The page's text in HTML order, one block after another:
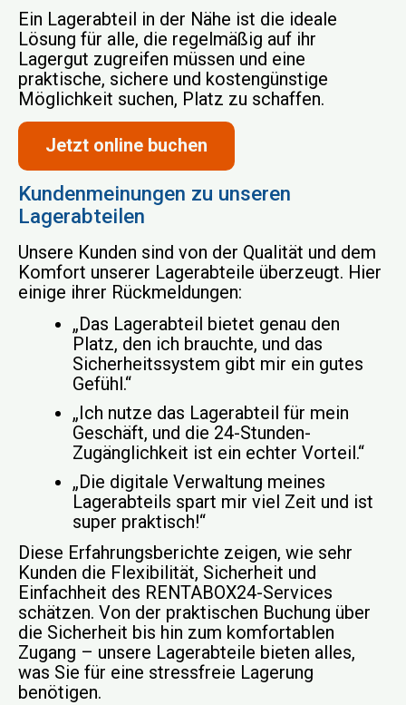
Ein Lagerabteil in der Nähe ist die ideale
Lösung für alle, die regelmäßig auf ihr
Lagergut zugreifen müssen und eine
praktische, sichere und kostengünstige
Möglichkeit suchen, Platz zu schaffen.
Jetzt online buchen
Kundenmeinungen zu unseren
Lagerabteilen
Unsere Kunden sind von der Qualität und dem
Komfort unserer Lagerabteile überzeugt. Hier
einige ihrer Rückmeldungen:
„Das Lagerabteil bietet genau den
Platz, den ich brauchte, und das
Sicherheitssystem gibt mir ein gutes
Gefühl.“
„Ich nutze das Lagerabteil für mein
Geschäft, und die 24-Stunden-
Zugänglichkeit ist ein echter Vorteil.“
„Die digitale Verwaltung meines
Lagerabteils spart mir viel Zeit und ist
super praktisch!“
Diese Erfahrungsberichte zeigen, wie sehr
Kunden die Flexibilität, Sicherheit und
Einfachheit des RENTABOX24-Services
schätzen. Von der praktischen Buchung über
die Sicherheit bis hin zum komfortablen
Zugang – unsere Lagerabteile bieten alles,
was Sie für eine stressfreie Lagerung
benötigen.